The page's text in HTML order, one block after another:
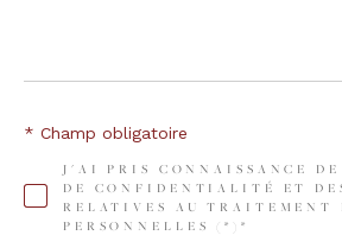
J'AI PRIS CONNAISSANCE
DE CONFIDENTIALITÉ ET
RELATIVES AU TRAITEMENT
PERSONNELLES (*)*
* Champ obligatoire